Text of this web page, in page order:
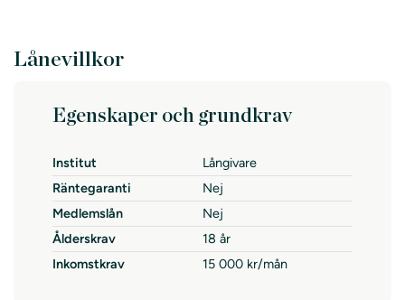
Lånevillkor
Egenskaper och grundkrav
Institut
Långivare
Räntegaranti
Nej
Medlemslån
Nej
Ålderskrav
18 år
Inkomstkrav
15 000 kr/mån